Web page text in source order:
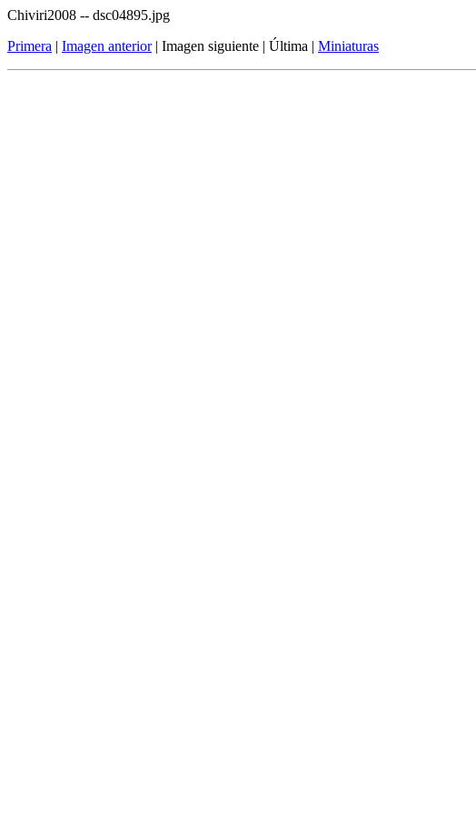
Chiviri2008 -- dsc04895.jpg
Primera | Imagen anterior| Imagen siguiente | Última | Miniaturas